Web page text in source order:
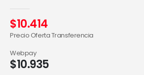
$10.414
Precio Oferta Transferencia
$10.935
Webpay